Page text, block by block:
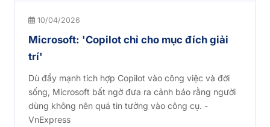
10/04/2026
Microsoft: 'Copilot chỉ cho mục đích giải
trí'
Dù đẩy mạnh tích hợp Copilot vào công việc và đời
sống, Microsoft bất ngờ đưa ra cảnh báo rằng người
dùng không nên quá tin tưởng vào công cụ. -
VnExpress